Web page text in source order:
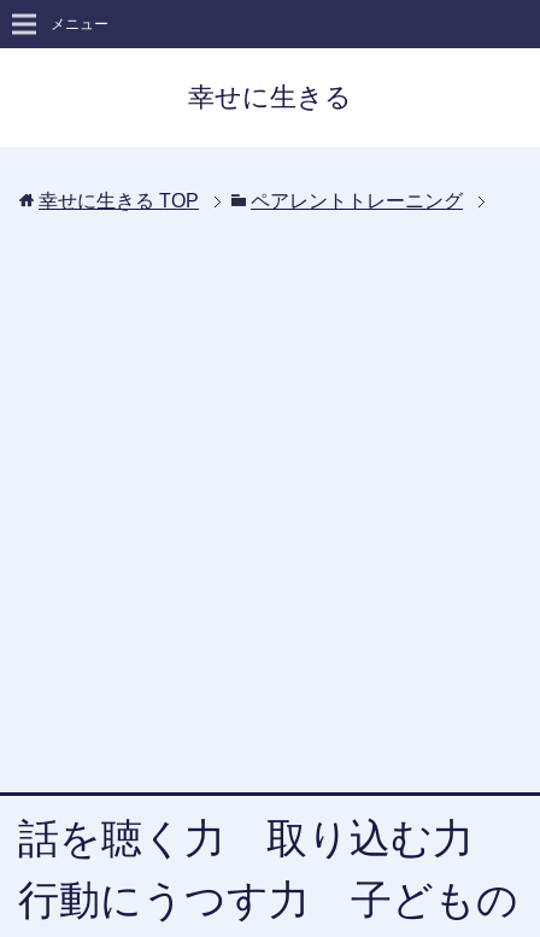
幸せに生きる
メニュー
幸せに生きる TOP ペアレントトレーニング
話を聴く力 取り込む力
行動にうつす力 子どもの